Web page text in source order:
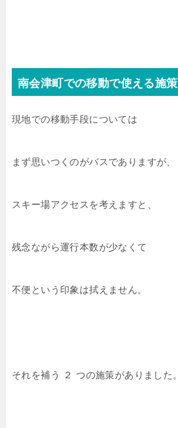
南会津町での移動で使える施策
現地での移動手段については
まず思いつくのがバスでありますが、
スキー場アクセスを考えますと、
残念ながら運行本数が少なくて
不便という印象は拭えません。
それを補う ２ つの施策がありました。